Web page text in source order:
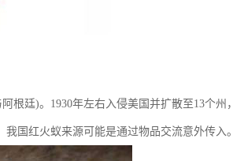
廷)。1930年左右入侵美国并扩散至13个州，
国红火蚁来源可能是通过物品交流意外传入。